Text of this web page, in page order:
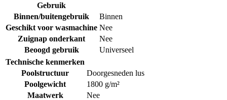
Gebruik
Binnen/buitengebruik
Binnen
Geschikt voor wasmachine Nee
Zuignap onderkant
Nee
Beoogd gebruik
Universeel
Technische kenmerken
Poolstructuur
Doorgesneden lus
Poolgewicht
1800 g/m²
Maatwerk
Nee